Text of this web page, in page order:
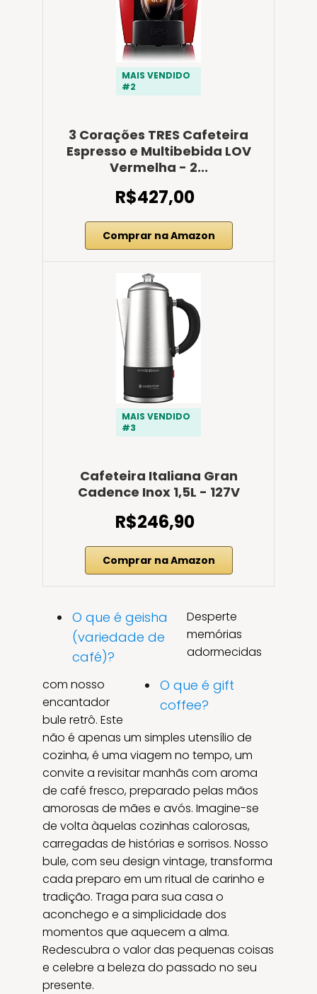
MAIS VENDIDO
#2
3 Corações TRES Cafeteira
Espresso e Multibebida LOV
Vermelha - 2...
R$427,00
Comprar na Amazon
MAIS VENDIDO
#3
Cafeteira Italiana Gran
Cadence Inox 1,5L - 127V
R$246,90
Comprar na Amazon
O que é geisha
(variedade de
café)?
O que é gift
coffee?
Desperte
memórias
adormecidas
com nosso
encantador
bule retrô. Este
não é apenas um simples utensílio de
cozinha, é uma viagem no tempo, um
convite a revisitar manhãs com aroma
de café fresco, preparado pelas mãos
amorosas de mães e avós. Imagine-se
de volta àquelas cozinhas calorosas,
carregadas de histórias e sorrisos. Nosso
bule, com seu design vintage, transforma
cada preparo em um ritual de carinho e
tradição. Traga para sua casa o
aconchego e a simplicidade dos
momentos que aquecem a alma.
Redescubra o valor das pequenas coisas
e celebre a beleza do passado no seu
presente.